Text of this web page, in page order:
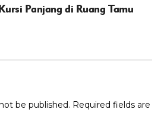
Panjang di Ruang Tamu
be published. Required fields are